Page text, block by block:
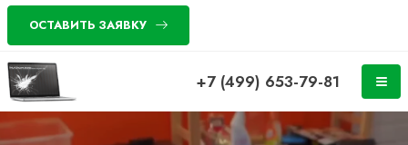
ОСТАВИТЬ ЗАЯВКУ
+7 (499) 653-79-81